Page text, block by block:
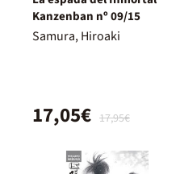
Kanzenban nº 09/15
Samura, Hiroaki
17,95€
17,05€